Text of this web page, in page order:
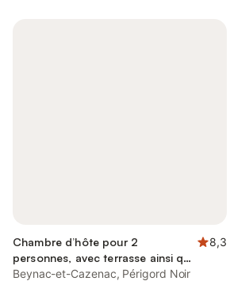
Chambre d’hôte pour 2
personnes, avec terrasse ainsi que
piscine et jardin, animaux
8,3
Beynac-et-Cazenac, Périgord Noir